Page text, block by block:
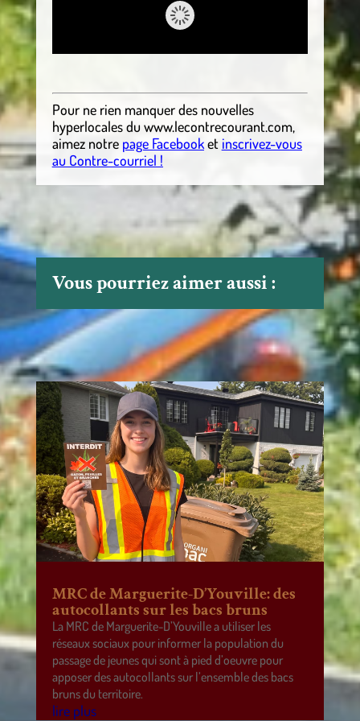
Pour ne rien manquer des nouvelles
hyperlocalesduwww.lecontrecourant.com,
aimez notre page Facebooket inscrivez-vous
au Contre-courriel !
Vous pourriez aimer aussi :
MRC de Marguerite-D’Youville: des
autocollants sur les bacs bruns
La MRC de Marguerite-D’Youville a utiliser les
réseaux sociaux pour informer la population du
passage de jeunes qui sont à pied d’oeuvre pour
apposer des autocollants sur l’ensemble des bacs
bruns du territoire.
lire plus